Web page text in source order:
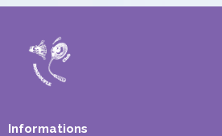
Informations